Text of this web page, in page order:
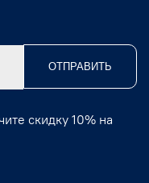
ОТПРАВИТЬ
скидку 10% на